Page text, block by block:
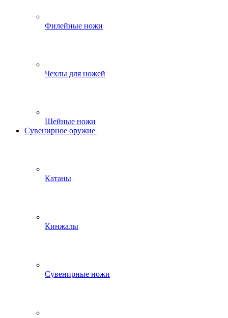
Филейные ножи
Чехлы для ножей
Шейные ножи
Сувенирное оружие
Катаны
Кинжалы
Сувенирные ножи